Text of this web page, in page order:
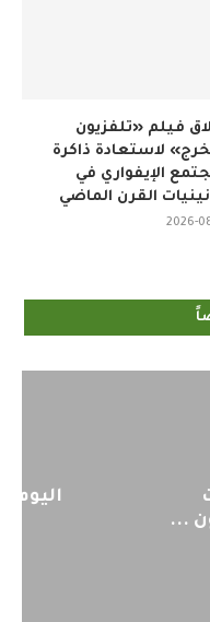
فيلم «تلفزيون
لاستعادة ذاكرة
الإيفواري في
القرن الماضي
2026-
التحضيري